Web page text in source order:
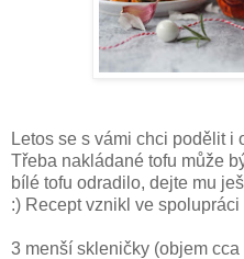
Letos se s vámi chci podělit i
Třeba nakládané tofu může
bílé tofu odradilo, dejte mu
:) Recept vznikl ve
3 menší skleničky (objem cca